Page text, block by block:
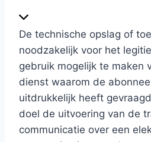
u
n
c
t
i
o
n
e
De technische opslag of
noodzakelijk voor het
gebruik mogelijk te maken
dienst waarom de
uitdrukkelijk heeft
doel de uitvoering van de
communicatie over een